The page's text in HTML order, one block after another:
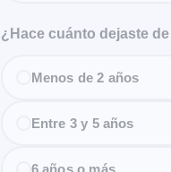
¿Hace cuánto dejaste
Menos de 2 años
Entre 3 y 5 años
6 años o más